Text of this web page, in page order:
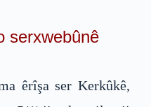
serxwebûnê
êrîşa ser Kerkûkê,